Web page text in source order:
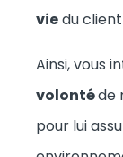
viedu
Ainsi, vous
volontéde
pour lui